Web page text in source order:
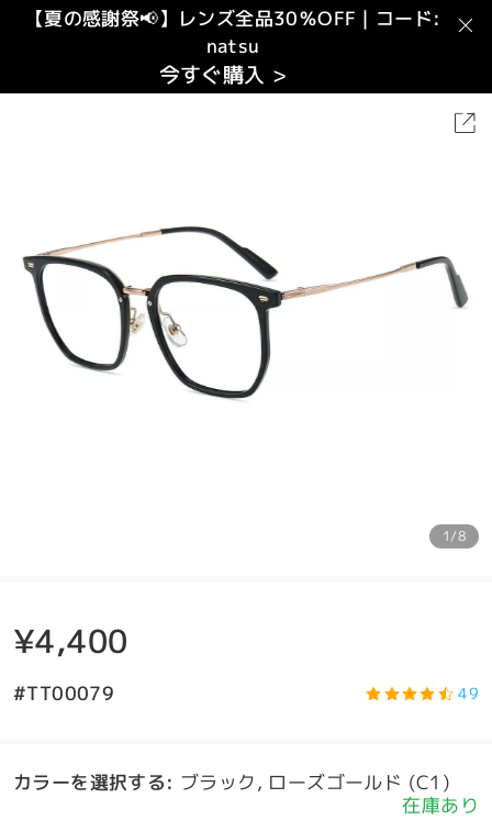
【夏の感謝祭📢】レンズ全品30％OFF｜コード:
natsu
今すぐ購入 >
1/8
¥4,400
#TT00079 49
カラーを選択する: ブラック, ローズゴールド (C1)
在庫あり